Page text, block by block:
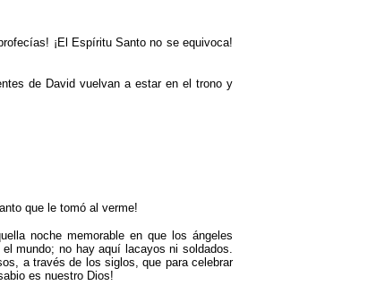
¡El Espíritu Santo no se equivoca!
de David vuelvan a estar en el trono y
que le tomó al verme!
noche memorable en que los ángeles
mundo; no hay aquí lacayos ni soldados.
a través de los siglos, que para celebrar
es nuestro Dios!